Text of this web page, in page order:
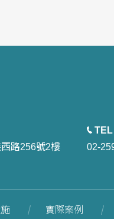
路256號2樓
TEL
02-
實際案例